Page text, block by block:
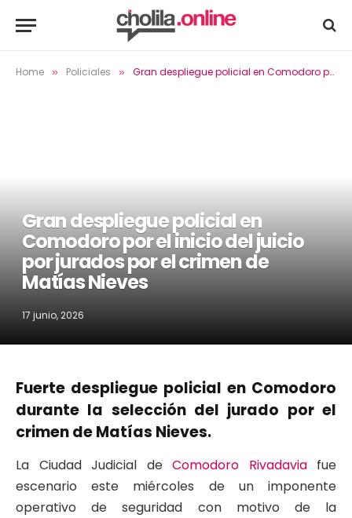
Home » Policiales » Gran despliegue policial en Comodoro por el inicio del juicio por jurados por el crimen de Matías Nieves
Gran despliegue policial en
Comodoro por el inicio del juicio
por jurados por el crimen de
Matías Nieves
17 junio, 2026
Fuerte despliegue policial en Comodoro
durante la selección del jurado por el
crimen de Matías Nieves.
La Ciudad Judicial de Comodoro Rivadaviafue
escenario este miércoles de un imponente
operativo de seguridad con motivo de la